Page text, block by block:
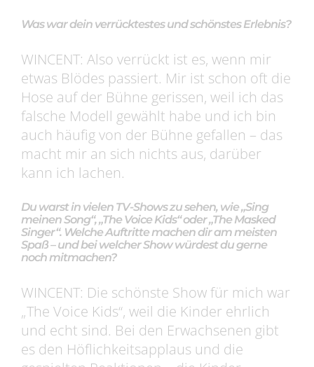
Was war dein verrücktestes und schönstes Erlebnis?
WINCENT: Also verrückt ist es, wenn mir
etwas Blödes passiert. Mir ist schon oft die
Hose auf der Bühne gerissen, weil ich das
falsche Modell gewählt habe und ich bin
auch häufig von der Bühne gefallen – das
macht mir an sich nichts aus, darüber
kann ich lachen.
Du warst in vielen TV-Shows zu sehen, wie „Sing
meinen Song“, „The Voice Kids“ oder „The Masked
Singer“. Welche Auftritte machen dir am meisten
Spaß – und bei welcher Show würdest du gerne
noch mitmachen?
WINCENT: Die schönste Show für mich war
„The Voice Kids“, weil die Kinder ehrlich
und echt sind. Bei den Erwachsenen gibt
es den Höflichkeitsapplaus und die